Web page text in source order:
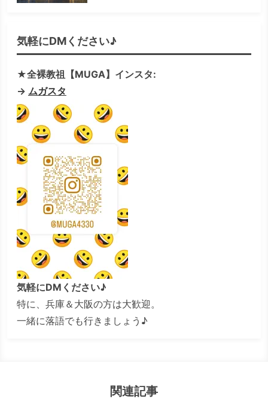
気軽にDMください♪
★全裸教祖【MUGA】インスタ:
→ ムガスタ
気軽にDMください♪
特に、兵庫＆大阪の方は大歓迎。
一緒に落語でも行きましょう♪
関連記事